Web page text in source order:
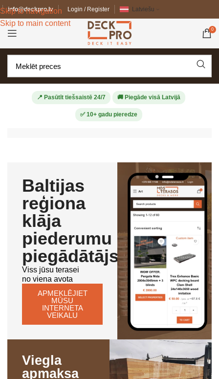
Skip to navigation
Skip to main content
info@deckpro.lv Login / Register Latviešu
0
📍 Pasūtīt tiešsaistē 24/7 🚚 Piegāde visā Latvijā
✅ 10+ gadu pieredze
Baltijas
reģiona
klāja
piederumu
piegādātājs
Viss jūsu terasei
no viena avota
APMEKLĒJIET
MŪSU
INTERNETA
VEIKALU
Viegla
apmaksa